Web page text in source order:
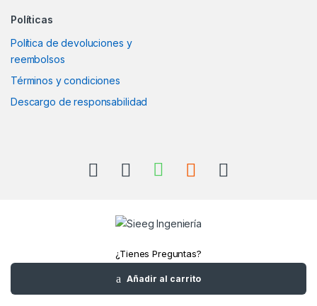
Añadir al carrito
Políticas
Política de devoluciones y
reembolsos
Términos y condiciones
Descargo de responsabilidad
¿Tienes Preguntas?
Llámanos
+52(961)1180157